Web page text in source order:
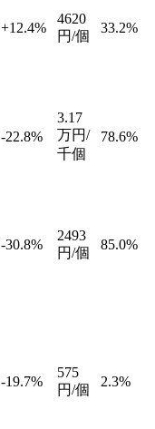
+12.4%
4620
円/個
33.2%
-22.8%
3.17
万円/
千個
78.6%
-30.8%
2493
円/個
85.0%
-19.7%
575
円/個
2.3%